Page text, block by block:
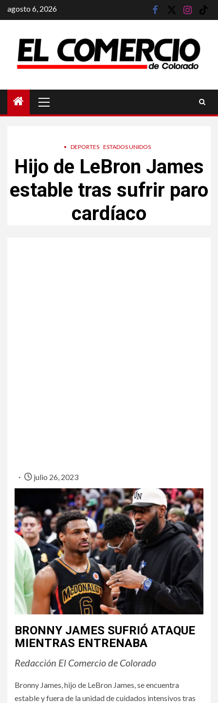
Saltar
al
agosto 6, 2026 facebook
twitterinstagram
tik
principal
• DEPORTES ESTADOS UNIDOS
Hijo de LeBron James
estable tras sufrir paro
cardíaco
julio 26, 2023
BRONNY JAMES SUFRIÓ ATAQUE
MIENTRAS ENTRENABA
Redacción El Comercio de Colorado
Bronny James, hijo de LeBron James, se encuentra
estable y fuera de la unidad de cuidados intensivos tras